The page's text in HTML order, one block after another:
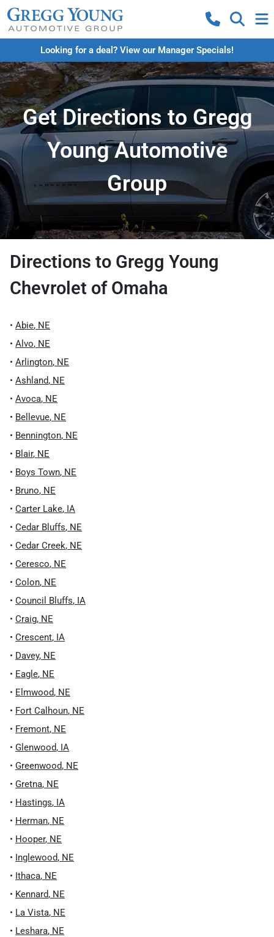
Looking for a deal? View our Manager Specials!
Get Directions to Gregg
Young Automotive
Group
Directions to Gregg Young
Chevrolet of Omaha
• Abie, NE
• Alvo, NE
• Arlington, NE
• Ashland, NE
• Avoca, NE
• Bellevue, NE
• Bennington, NE
• Blair, NE
• Boys Town, NE
• Bruno, NE
• Carter Lake, IA
• Cedar Bluffs, NE
• Cedar Creek, NE
• Ceresco, NE
• Colon, NE
• Council Bluffs, IA
• Craig, NE
• Crescent, IA
• Davey, NE
• Eagle, NE
• Elmwood, NE
• Fort Calhoun, NE
• Fremont, NE
• Glenwood, IA
• Greenwood, NE
• Gretna, NE
• Hastings, IA
• Herman, NE
• Hooper, NE
• Inglewood, NE
• Ithaca, NE
• Kennard, NE
• La Vista, NE
• Leshara, NE